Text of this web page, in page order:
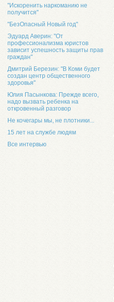
"Искоренить наркоманию не
получится"
"БезОпасный Новый год"
Эдуард Аверин: "От
профессионализма юристов
зависит успешность защиты прав
граждан"
Дмитрий Березин: "В Коми будет
создан центр общественного
здоровья"
Юлия Пасынкова: Прежде всего,
надо вызвать ребенка на
откровенный разговор
Не кочегары мы, не плотники...
15 лет на службе людям
Все интервью